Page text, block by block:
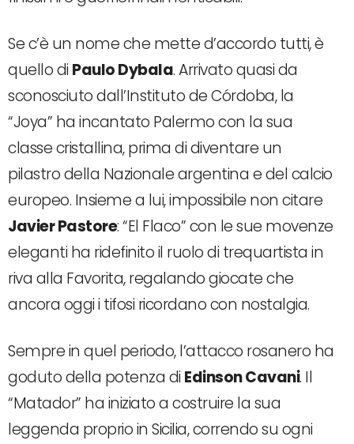
Se c’è un nome che mette d’accordo tutti, è
quello di Paulo Dybala. Arrivato quasi da
sconosciuto dall’Instituto de Córdoba, la
“Joya” ha incantato Palermo con la sua
classe cristallina, prima di diventare un
pilastro della Nazionale argentina e del calcio
europeo. Insieme a lui, impossibile non citare
Javier Pastore: “El Flaco” con le sue movenze
eleganti ha ridefinito il ruolo di trequartista in
riva alla Favorita, regalando giocate che
ancora oggi i tifosi ricordano con nostalgia.
Sempre in quel periodo, l’attacco rosanero ha
goduto della potenza di Edinson Cavani. Il
“Matador” ha iniziato a costruire la sua
leggenda proprio in Sicilia, correndo su ogni